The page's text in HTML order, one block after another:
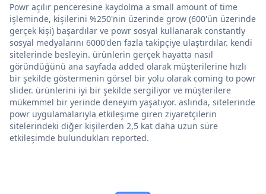
Powr açılır penceresine kaydolma a small amount of time
işleminde, kişilerini %250'nin üzerinde grow (600'ün üzerinde
gerçek kişi) başardılar ve powr sosyal kullanarak constantly
sosyal medyalarını 6000'den fazla takipçiye ulaştırdılar. kendi
sitelerinde besleyin. ürünlerin gerçek hayatta nasıl
göründüğünü ana sayfada added olarak müşterilerine hızlı
bir şekilde göstermenin görsel bir yolu olarak coming to powr
slider. ürünlerini iyi bir şekilde sergiliyor ve müşterilere
mükemmel bir yerinde deneyim yaşatıyor. aslında, sitelerinde
powr uygulamalarıyla etkileşime giren ziyaretçilerin
sitelerindeki diğer kişilerden 2,5 kat daha uzun süre
etkileşimde bulundukları reported.